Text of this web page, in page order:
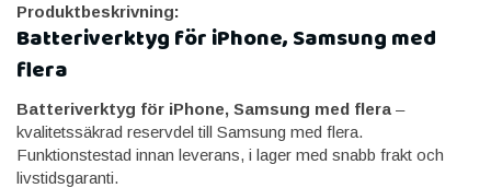
Produktbeskrivning:
Batteriverktyg för iPhone, Samsung med
flera
Batteriverktyg för iPhone, Samsung med flera –
kvalitetssäkrad reservdel till Samsung med flera.
Funktionstestad innan leverans, i lager med snabb frakt och
livstidsgaranti.